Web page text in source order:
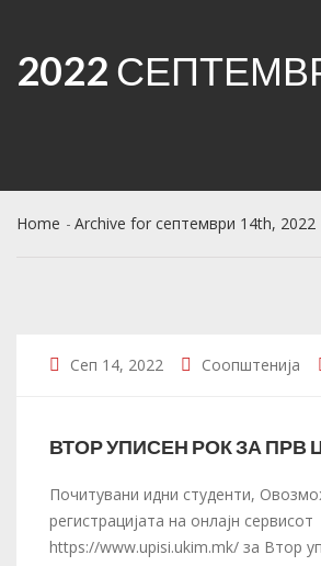
2022
Home Archive for септември 14th, 2022
Сеп 14, 2022 Соопштенија
ВТОР УПИСЕН РОК ЗА ПРВ
Почитувани идни студенти,
регистрацијата на онлајн сервисот
https://www.upisi.ukim.mk/ за Втор